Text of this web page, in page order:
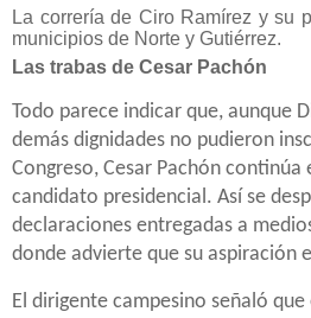
La correría de Ciro Ramírez y su
municipios de Norte y Gutiérrez.
Las trabas de Cesar Pachón
Todo parece indicar que, aunque
demás dignidades no pudieron
Congreso, Cesar Pachón continúa
candidato presidencial. Así se
declaraciones entregadas a
donde advierte que su aspiración
El dirigente campesino señaló